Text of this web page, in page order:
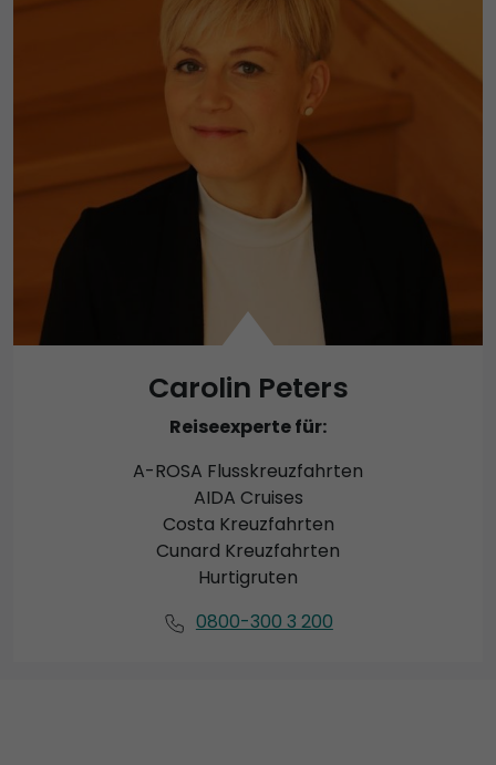
Carolin Peters
Reiseexperte für:
A-ROSA Flusskreuzfahrten
AIDA Cruises
Costa Kreuzfahrten
Cunard Kreuzfahrten
Hurtigruten
0800-300 3 200